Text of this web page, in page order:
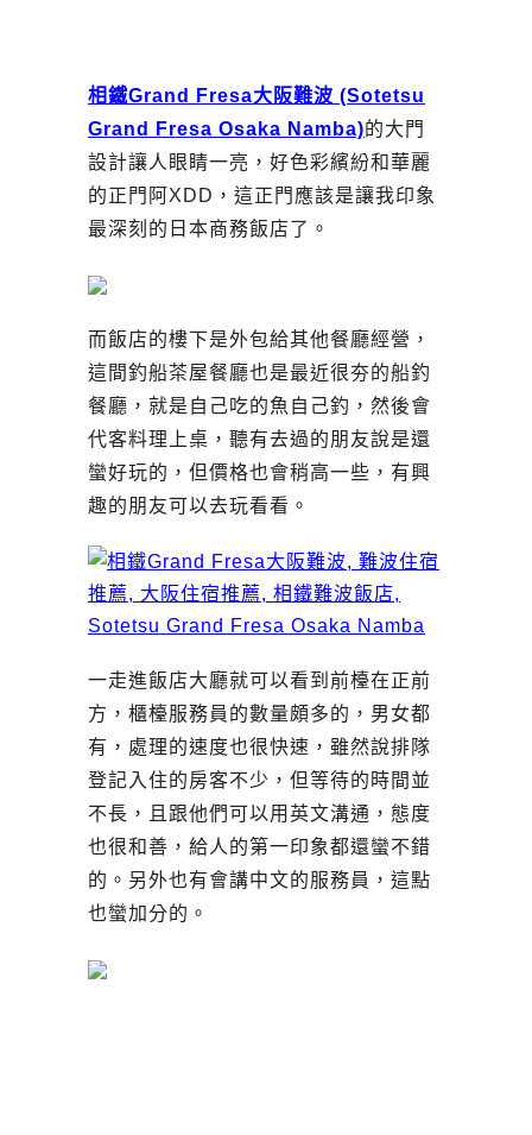
相鐵Grand Fresa大阪難波 (Sotetsu
Grand Fresa Osaka Namba)的大門
設計讓人眼睛一亮，好色彩繽紛和華麗
的正門阿XDD，這正門應該是讓我印象
最深刻的日本商務飯店了。
而飯店的樓下是外包給其他餐廳經營，
這間釣船茶屋餐廳也是最近很夯的船釣
餐廳，就是自己吃的魚自己釣，然後會
代客料理上桌，聽有去過的朋友說是還
蠻好玩的，但價格也會稍高一些，有興
趣的朋友可以去玩看看。
一走進飯店大廳就可以看到前檯在正前
方，櫃檯服務員的數量頗多的，男女都
有，處理的速度也很快速，雖然說排隊
登記入住的房客不少，但等待的時間並
不長，且跟他們可以用英文溝通，態度
也很和善，給人的第一印象都還蠻不錯
的。另外也有會講中文的服務員，這點
也蠻加分的。